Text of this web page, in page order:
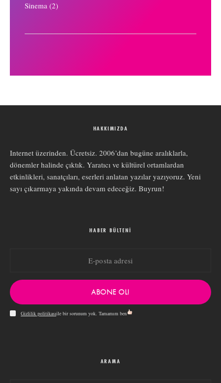
Sinema (2)
HAKKIMIZDA
Internet üzerinden. Ücretsiz. 2006’dan bugüne aralıklarla,
dönemler halinde çıktık. Yaratıcı ve kültürel ortamlardan
etkinlikleri, sanatçıları, eserleri anlatan yazılar yazıyoruz. Yeni
sayı çıkarmaya yakında devam edeceğiz. Buyrun!
HABER BÜLTENI
ABONE OL!
Gizlilik politikasıile bir sorunum yok. Tamamım ben
ARAMA